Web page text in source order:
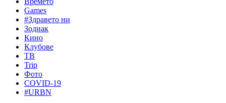
Games
#Здравето ни
Зодиак
Кино
Клубове
ТВ
Trip
Фото
COVID-19
#URBN